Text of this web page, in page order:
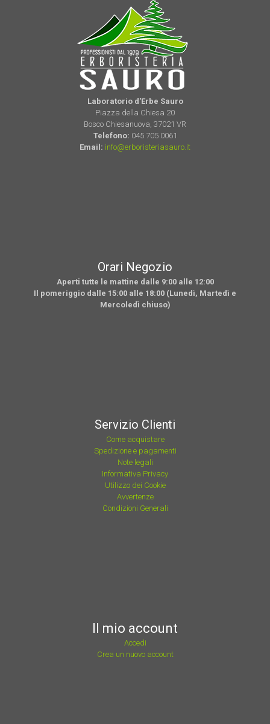
Laboratorio d'Erbe Sauro
Piazza della Chiesa 20
Bosco Chiesanuova, 37021 VR
Telefono: 045 705 0061
Email: info@erboristeriasauro.it
Orari Negozio
Aperti tutte le mattine dalle 9:00 alle 12:00
Il pomeriggio dalle 15:00 alle 18:00 (Lunedì, Martedì e
Mercoledì chiuso)
Servizio Clienti
Come acquistare
Spedizione e pagamenti
Note legali
Informativa Privacy
Utilizzo dei Cookie
Avvertenze
Condizioni Generali
Il mio account
Accedi
Crea un nuovo account